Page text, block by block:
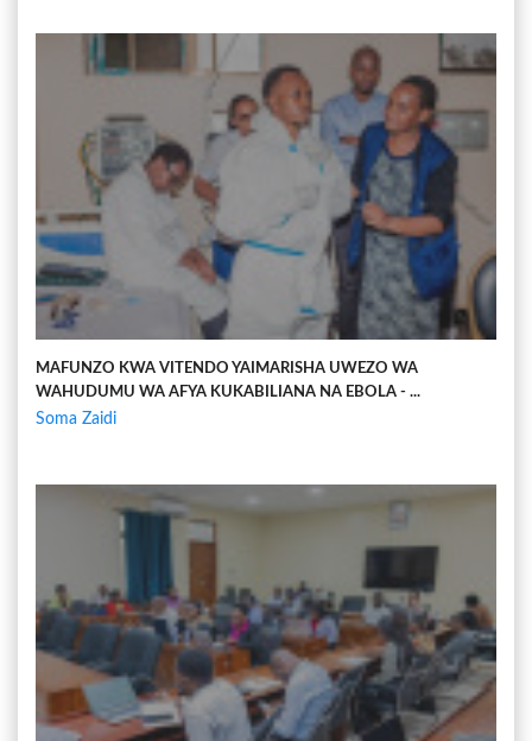
MAFUNZO KWA VITENDO YAIMARISHA UWEZO WA
WAHUDUMU WA AFYA KUKABILIANA NA EBOLA - ...
Soma Zaidi